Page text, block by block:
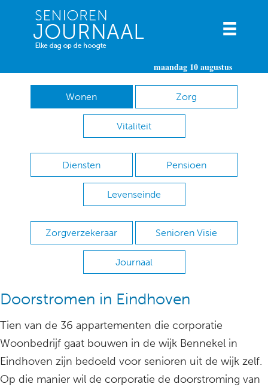
maandag 10 augustus
Wonen Zorg
Vitaliteit
Diensten Pensioen
Levenseinde
Zorgverzekeraar Senioren Visie
Journaal
Doorstromen in Eindhoven
Tien van de 36 appartementen die corporatie
Woonbedrijf gaat bouwen in de wijk Bennekel in
Eindhoven zijn bedoeld voor senioren uit de wijk zelf.
Op die manier wil de corporatie de doorstroming van